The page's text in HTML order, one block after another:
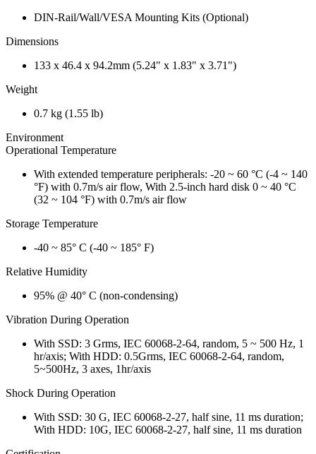
DIN-Rail/Wall/VESA Mounting Kits (Optional)
Dimensions
133 x 46.4 x 94.2mm (5.24" x 1.83" x 3.71")
Weight
0.7 kg (1.55 lb)
Environment
Operational Temperature
With extended temperature peripherals: -20 ~ 60 °C (-4 ~ 140
°F) with 0.7m/s air flow, With 2.5-inch hard disk 0 ~ 40 °C
(32 ~ 104 °F) with 0.7m/s air flow
Storage Temperature
-40 ~ 85° C (-40 ~ 185° F)
Relative Humidity
95% @ 40° C (non-condensing)
Vibration During Operation
With SSD: 3 Grms, IEC 60068-2-64, random, 5 ~ 500 Hz, 1
hr/axis; With HDD: 0.5Grms, IEC 60068-2-64, random,
5~500Hz, 3 axes, 1hr/axis
Shock During Operation
With SSD: 30 G, IEC 60068-2-27, half sine, 11 ms duration;
With HDD: 10G, IEC 60068-2-27, half sine, 11 ms duration